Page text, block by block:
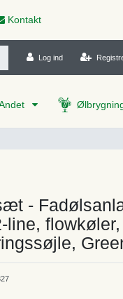
Kontakt
Log ind
-
line,